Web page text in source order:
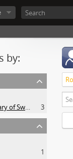
by:
Rogge Library - National Library of Sweden
3
1